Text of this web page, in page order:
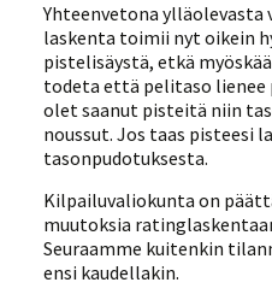
Yhteenvetona
laskenta toimii nyt oikein
pistelisäystä, etkä
todeta että pelitaso lienee
olet saanut pisteitä niin
noussut. Jos taas pisteesi
tasonpudotuksesta.
Kilpailuvaliokunta on
muutoksia
Seuraamme kuitenkin
ensi kaudellakin.